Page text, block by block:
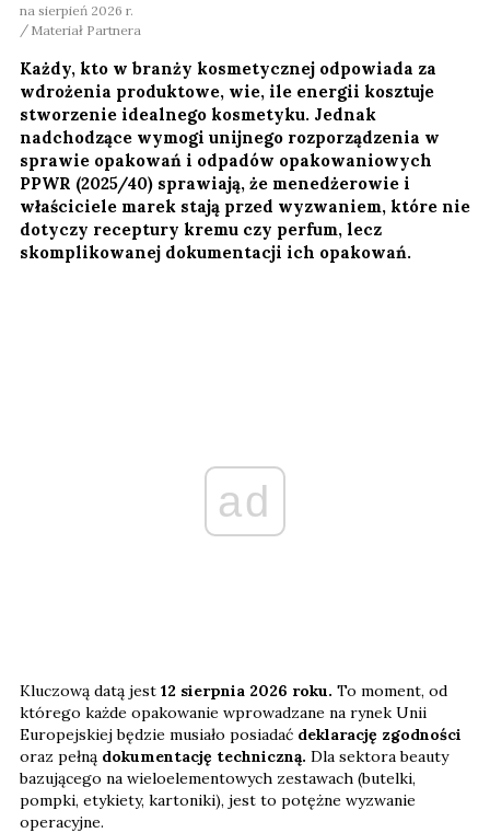
na sierpień 2026 r.
Materiał Partnera
Każdy, kto w branży kosmetycznej odpowiada za
wdrożenia produktowe, wie, ile energii kosztuje
stworzenie idealnego kosmetyku. Jednak
nadchodzące wymogi unijnego rozporządzenia w
sprawie opakowań i odpadów opakowaniowych
PPWR (2025/40) sprawiają, że menedżerowie i
właściciele marek stają przed wyzwaniem, które nie
dotyczy receptury kremu czy perfum, lecz
skomplikowanej dokumentacji ich opakowań.
ad
Kluczową datą jest 12 sierpnia 2026 roku. To moment, od
którego każde opakowanie wprowadzane na rynek Unii
Europejskiej będzie musiało posiadać deklarację zgodności
oraz pełną dokumentację techniczną. Dla sektora beauty
bazującego na wieloelementowych zestawach (butelki,
pompki, etykiety, kartoniki), jest to potężne wyzwanie
operacyjne.